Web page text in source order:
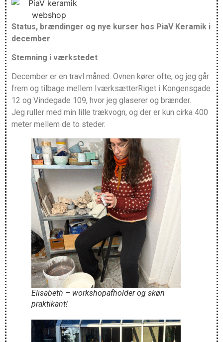
Status, brændinger og nye kurser hos PiaV Keramik i
december
Stemning i værkstedet
December er en travl måned. Ovnen kører ofte, og jeg går
frem og tilbage mellem IværksætterRiget i Kongensgade
12 og Vindegade 109, hvor jeg glaserer og brænder.
Jeg ruller med min lille trækvogn, og der er kun cirka 400
meter mellem de to steder.
Elisabeth – workshopafholder og skøn
praktikant!